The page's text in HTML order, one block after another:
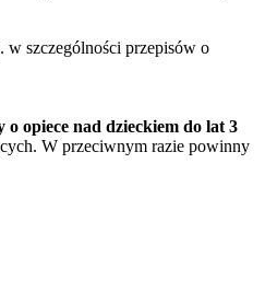
w szczególności przepisów o
o opiece nad dzieckiem do lat 3
W przeciwnym razie powinny